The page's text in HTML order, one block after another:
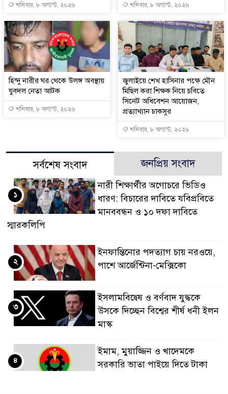
শনিবার, ৮ অগাস্ট, ২০২৬ শনিবার, ৮ অগাস্ট, ২০২৬
হিন্দু নারীর ঘর থেকে উলঙ্গ অবস্থায়
যুবদল নেতা আটক
শনিবার, ৮ অগাস্ট, ২০২৬
জুলাইয়ে শেখ হাসিনার পক্ষে মৌন
মিছিল করা শিক্ষক নিয়ে চবিতে
সিনেট অধিবেশন আয়োজন,
প্রত্যাখ্যান চাকসুর
শনিবার, ৮ অগাস্ট, ২০২৬
সর্বশেষ সংবাদ জনপ্রিয় সংবাদ
নারী শিক্ষার্থীর অগোচরে ভিডিও
ধারণ: বিচারের দাবিতে যবিপ্রবিতে
মানববন্ধন ও ১০ দফা দাবিতে
স্মারকলিপি
১
ইনফান্তিনোর পদত্যাগ চায় নরওয়ে,
পাশে আর্জেন্টিনা-মেক্সিকো
২
ইসলামবিদ্বেষ ও বর্ণবাদ যুদ্ধকে
উসকে দিচ্ছেন বিশ্বের শীর্ষ ধনী ইলন
মাস্ক
৩
ইমাম, মুয়াজ্জিন ও খাদেমকে
সরকারি ভাতা পাইয়ে দিতে টাকা
৪